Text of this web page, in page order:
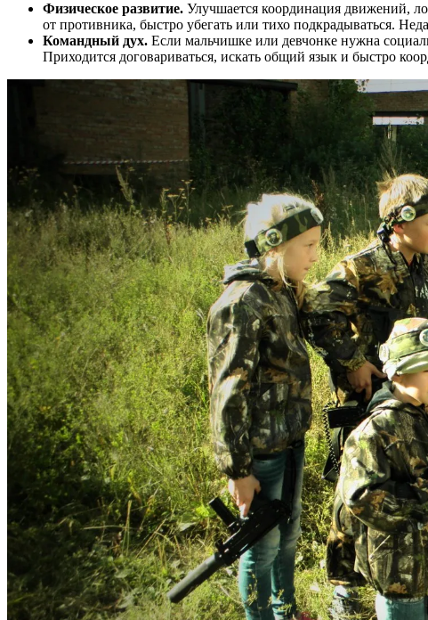
Физическое развитие. Улучшается координация движений,
от противника, быстро убегать или тихо подкрадываться.
Командный дух. Если мальчишке или девчонке нужна
Приходится договариваться, искать общий язык и быстро